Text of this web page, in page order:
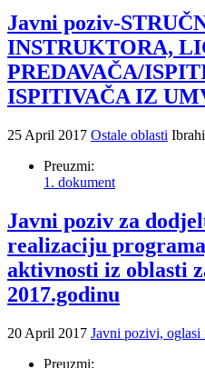
Javni poziv-
INSTRUKTORA,
PREDAVAČA/
ISPITIVAČA IZ
25 April 2017 Ostale oblasti
Preuzmi:
1. dokument
Javni poziv za
realizaciju
aktivnosti iz oblasti
2017.godinu
20 April 2017 Javni pozivi, oglasi
Preuzmi: